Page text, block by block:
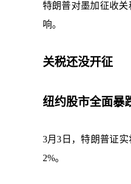
特朗普对墨加征收
响。
关税还没开征
纽约股市全面暴
3月3日，特朗普证
2%。